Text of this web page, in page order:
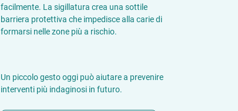
facilmente. La sigillatura crea una sottile
barriera protettiva che impedisce alla carie di
formarsi nelle zone più a rischio.
Un piccolo gesto oggi può aiutare a prevenire
interventi più indaginosi in futuro.